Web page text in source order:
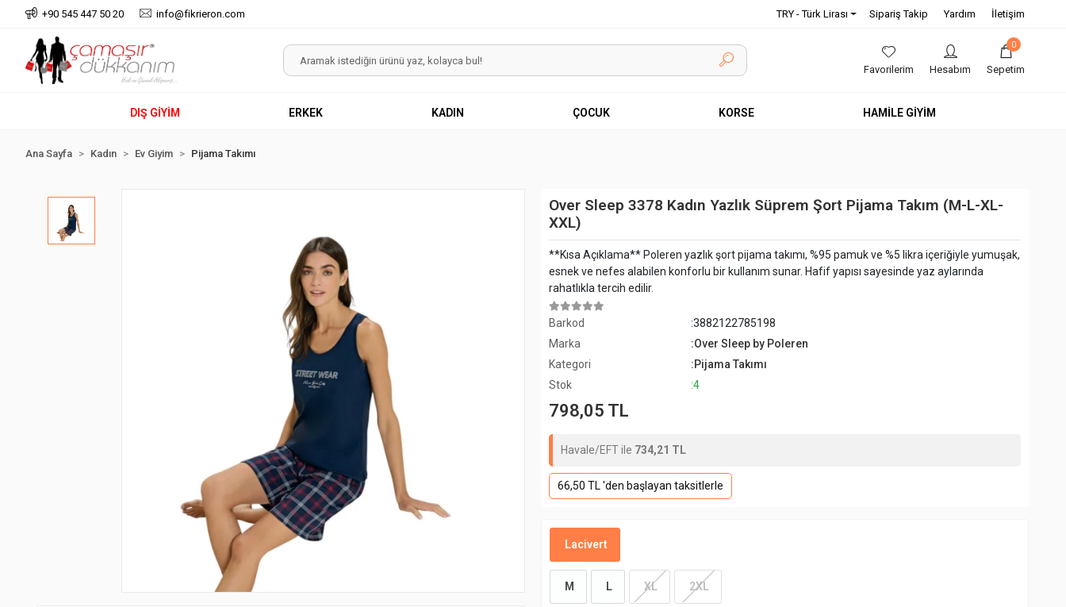
+90 545 447 50 20 info@fikrieron.com TRY - Türk Lirası Sipariş Takip Yardım İletişim
Favorilerim Hesabım
0
Sepetim
DIŞ GİYİM ERKEK KADIN ÇOCUK KORSE HAMİLE GİYİM
Ana Sayfa Kadın Ev Giyim Pijama Takımı
Over Sleep 3378 Kadın Yazlık Süprem Şort Pijama Takım (M-L-XL-
XXL)
**Kısa Açıklama** Poleren yazlık şort pijama takımı, %95 pamuk ve %5 likra içeriğiyle yumuşak,
esnek ve nefes alabilen konforlu bir kullanım sunar. Hafif yapısı sayesinde yaz aylarında
rahatlıkla tercih edilir.
Barkod
:3882122785198
Marka
:Over Sleep by Poleren
Kategori
:Pijama Takımı
Stok
:4
798,05 TL
Havale/EFT ile 734,21 TL
66,50 TL 'den başlayan taksitlerle
Lacivert
M L XL 2XL